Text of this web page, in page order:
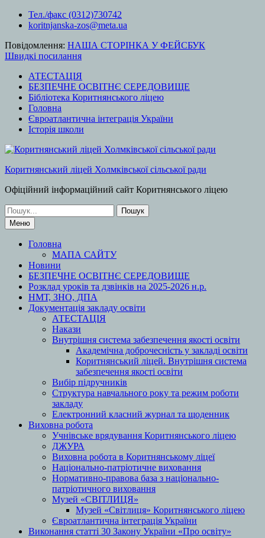
ПерейтиТел./факс (0312)730742
koritnjanska-zos@meta.ua
Повідомлення: НАША СТОРІНКА У ФЕЙСБУК
Швидкі посилання
АТЕСТАЦІЯ
БЕЗПЕЧНЕ ОСВІТНЄ СЕРЕДОВИЩЕ
Бібліотека Коритнянського ліцею
Головна
Євроатлантична інтеграція України
Історія школи
Коритнянський ліцей Холмківської сільської ради
Офіційний інформаційний сайт Коритнянського ліцею
Шукати:
Меню
Головна
МАПА САЙТУ
Новини
БЕЗПЕЧНЕ ОСВІТНЄ СЕРЕДОВИЩЕ
Розклад уроків та дзвінків на 2025-2026 н.р.
НМТ, ЗНО, ДПА
Документація закладу освіти
АТЕСТАЦІЯ
Накази
Внутрішня система забезпечення якості освіти
Академічна доброчесність у закладі освіти
Коритнянський ліцей. Внутрішня система
забезпечення якості освіти
Вибір підручників
Структура навчального року та режим роботи
закладу
Електронний класний журнал та щоденник
Виховна робота
Учнівське врядування Коритнянського ліцею
ДЖУРА
Виховна робота в Коритнянському ліцеї
Національно-патріотичне виховання
Нормативно-правова база з національно-
патріотичного виховання
Музей «СВІТЛИЦЯ»
Музей «Світлиця» Коритнянського ліцею
Євроатлантична інтеграція України
Виконання статті 30 Закону України «Про освіту»